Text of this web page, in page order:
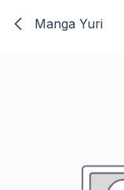
Manga Yuri